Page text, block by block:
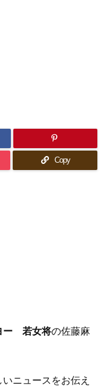
Copy
ー 若女将の佐藤麻
ニュースをお伝え